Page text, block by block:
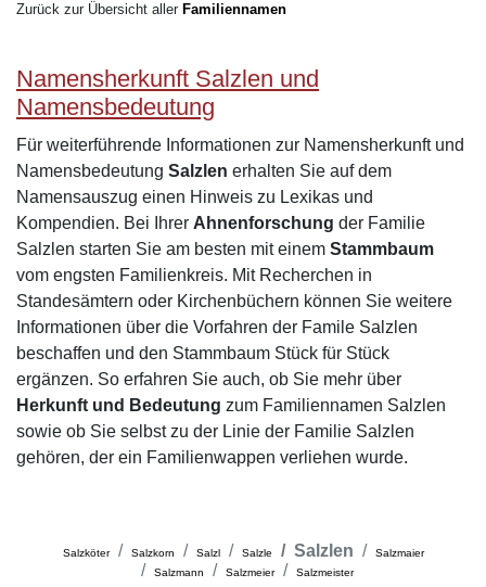
Zurück zur Übersicht aller Familiennamen
Namensherkunft Salzlen und
Namensbedeutung
Für weiterführende Informationen zur Namensherkunft und
Namensbedeutung Salzlen erhalten Sie auf dem
Namensauszug einen Hinweis zu Lexikas und
Kompendien. Bei Ihrer Ahnenforschung der Familie
Salzlen starten Sie am besten mit einem Stammbaum
vom engsten Familienkreis. Mit Recherchen in
Standesämtern oder Kirchenbüchern können Sie weitere
Informationen über die Vorfahren der Famile Salzlen
beschaffen und den Stammbaum Stück für Stück
ergänzen. So erfahren Sie auch, ob Sie mehr über
Herkunft und Bedeutung zum Familiennamen Salzlen
sowie ob Sie selbst zu der Linie der Familie Salzlen
gehören, der ein Familienwappen verliehen wurde.
Salzköter Salzkorn Salzl Salzle Salzlen
Salzmaier
Salzmann
Salzmeier Salzmeister